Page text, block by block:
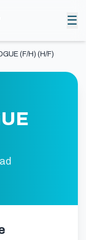
☰
(F/H) (H/F)